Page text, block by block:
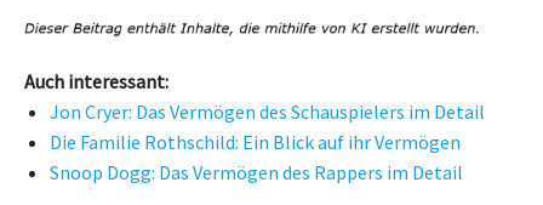
Auch interessant:
Jon Cryer: Das Vermögen des Schauspielers im Detail
Die Familie Rothschild: Ein Blick auf ihr Vermögen
Snoop Dogg: Das Vermögen des Rappers im Detail